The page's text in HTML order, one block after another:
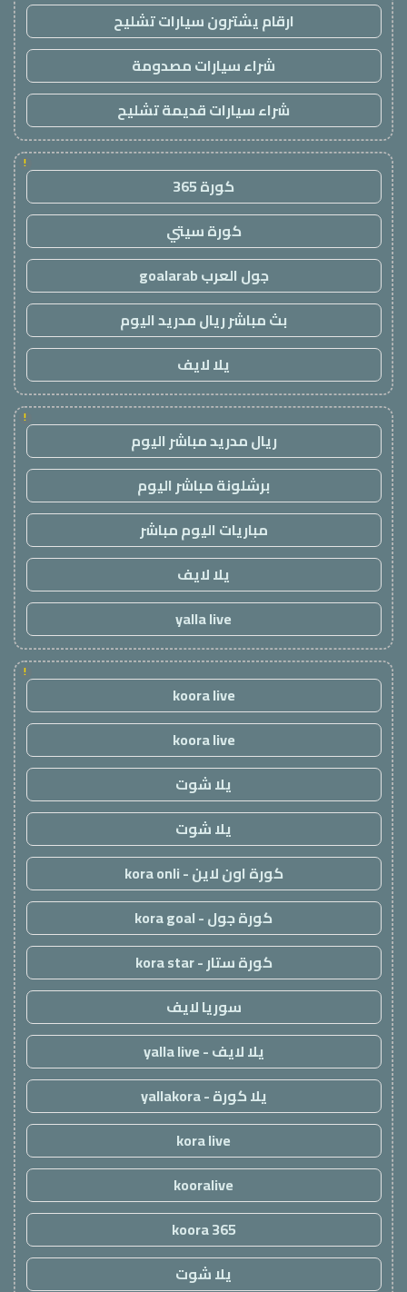
ارقام يشترون سيارات تشليح
شراء سيارات مصدومة
شراء سيارات قديمة تشليح
!
كورة 365
كورة سيتي
جول العرب goalarab
بث مباشر ريال مدريد اليوم
يلا لايف
!
ريال مدريد مباشر اليوم
برشلونة مباشر اليوم
مباريات اليوم مباشر
يلا لايف
yalla live
!
koora live
koora live
يلا شوت
يلا شوت
كورة اون لاين - kora onli
كورة جول - kora goal
كورة ستار - kora star
سوريا لايف
يلا لايف - yalla live
يلا كورة - yallakora
kora live
kooralive
koora 365
يلا شوت